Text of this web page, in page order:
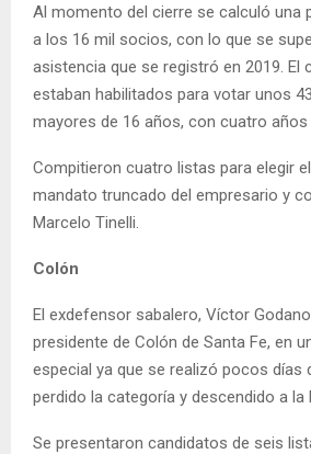
Al momento del cierre se calculó una
a los 16 mil socios, con lo que se
asistencia que se registró en 2019. El
estaban habilitados para votar unos
mayores de 16 años, con cuatro años
Compitieron cuatro listas para elegir
mandato truncado del empresario y
Marcelo Tinelli.
Colón
El exdefensor sabalero, Víctor
presidente de Colón de Santa Fe, en
especial ya que se realizó pocos días
perdido la categoría y descendido a la
Se presentaron candidatos de seis